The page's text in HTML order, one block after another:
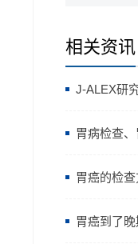
相关资讯
J-ALEX研
率高达
胃病检查
胃癌的检查
胃癌到了